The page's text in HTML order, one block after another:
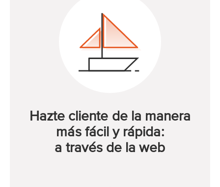
Hazte cliente de la manera
más fácil y rápida:
a través de la web